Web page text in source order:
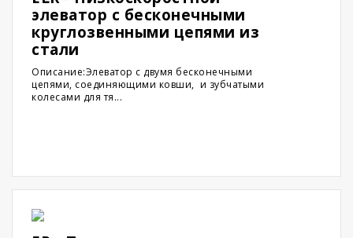
элеватор с бесконечными
круглозвенными цепями из
стали
Описание:Элеватор с двумя бесконечными
цепями, соединяющими ковши, и зубчатыми
колесами для тя...